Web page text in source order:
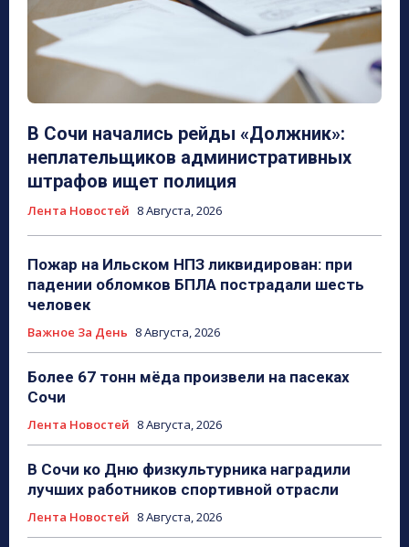
В Сочи начались рейды «Должник»:
неплательщиков административных
штрафов ищет полиция
Лента Новостей 8 Августа, 2026
Пожар на Ильском НПЗ ликвидирован: при
падении обломков БПЛА пострадали шесть
человек
Важное За День 8 Августа, 2026
Более 67 тонн мёда произвели на пасеках
Сочи
Лента Новостей 8 Августа, 2026
В Сочи ко Дню физкультурника наградили
лучших работников спортивной отрасли
Лента Новостей 8 Августа, 2026